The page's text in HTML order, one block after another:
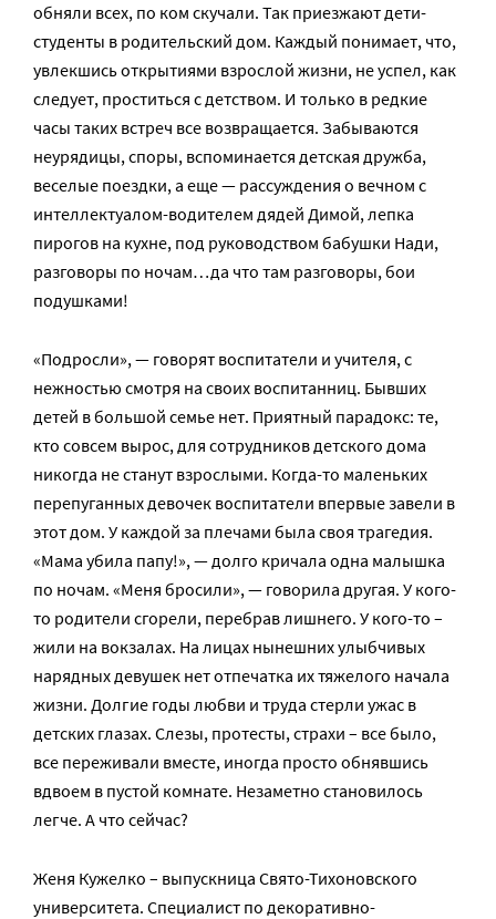
обняли всех, по ком скучали. Так приезжают дети-
студенты в родительский дом. Каждый понимает, что,
увлекшись открытиями взрослой жизни, не успел, как
следует, проститься с детством. И только в редкие
часы таких встреч все возвращается. Забываются
неурядицы, споры, вспоминается детская дружба,
веселые поездки, а еще — рассуждения о вечном с
интеллектуалом-водителем дядей Димой, лепка
пирогов на кухне, под руководством бабушки Нади,
разговоры по ночам…да что там разговоры, бои
подушками!
«Подросли», — говорят воспитатели и учителя, с
нежностью смотря на своих воспитанниц. Бывших
детей в большой семье нет. Приятный парадокс: те,
кто совсем вырос, для сотрудников детского дома
никогда не станут взрослыми. Когда-то маленьких
перепуганных девочек воспитатели впервые завели в
этот дом. У каждой за плечами была своя трагедия.
«Мама убила папу!», — долго кричала одна малышка
по ночам. «Меня бросили», — говорила другая. У кого-
то родители сгорели, перебрав лишнего. У кого-то –
жили на вокзалах. На лицах нынешних улыбчивых
нарядных девушек нет отпечатка их тяжелого начала
жизни. Долгие годы любви и труда стерли ужас в
детских глазах. Слезы, протесты, страхи – все было,
все переживали вместе, иногда просто обнявшись
вдвоем в пустой комнате. Незаметно становилось
легче. А что сейчас?
Женя Кужелко – выпускница Свято-Тихоновского
университета. Специалист по декоративно-